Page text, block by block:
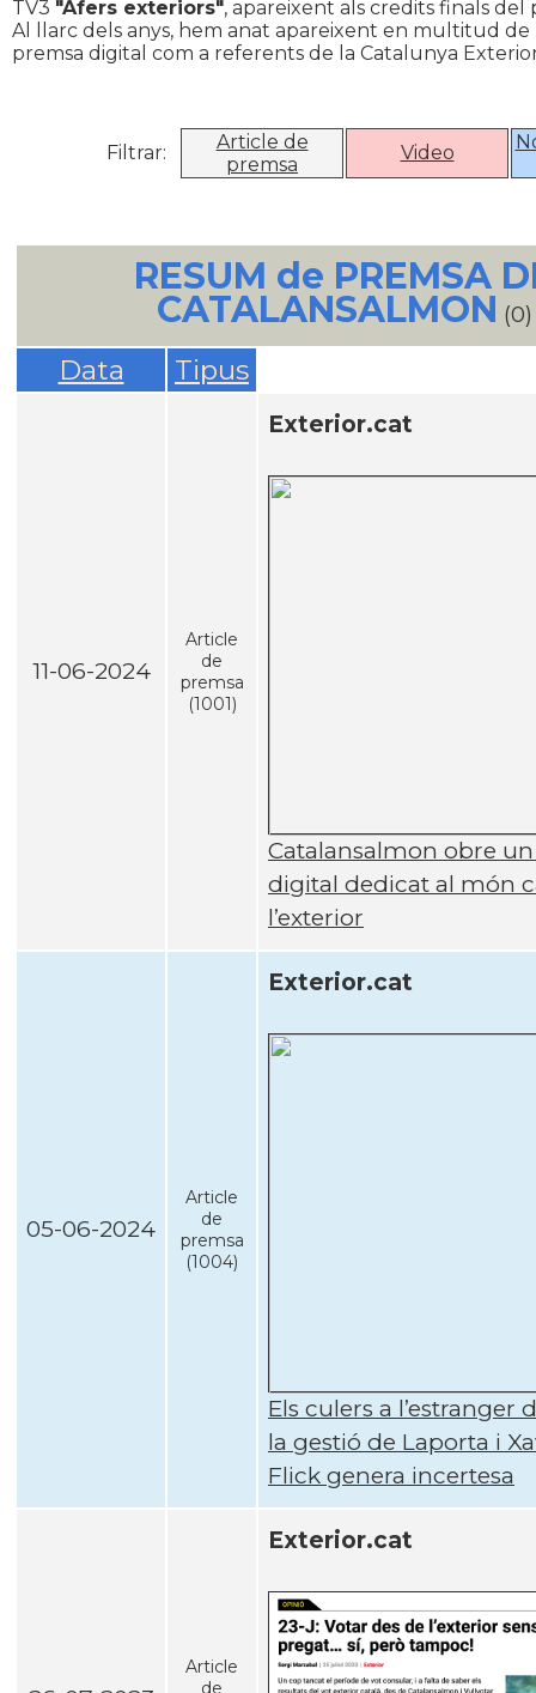
TV3 "Afers exteriors", apareixent als credits finals del
Al llarc dels anys, hem anat apareixent en multitud de
premsa digital com a referents de la Catalunya
Filtrar:
Article de
premsa
Video
RESUM de PREMSA
CATALANSALMON (0)
Data Tipus
11-06-2024
Article
de
premsa
(1001)
Exterior.cat
Catalansalmon obre
digital dedicat al món
l’exterior
05-06-2024
Article
de
premsa
(1004)
Exterior.cat
Els culers a l’estranger
la gestió de Laporta i
Flick genera incertesa
Article
de
Exterior.cat